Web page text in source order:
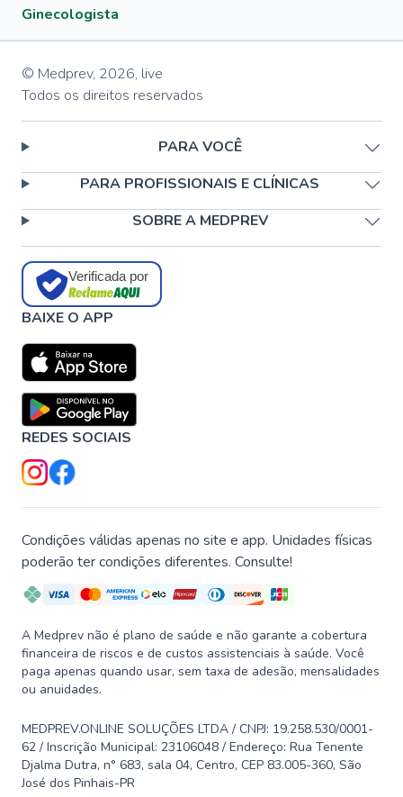
Ginecologista
© Medprev, 2026, live
Todos os direitos reservados
PARA VOCÊ
PARA PROFISSIONAIS E CLÍNICAS
SOBRE A MEDPREV
Verificada por
BAIXE O APP
REDES SOCIAIS
Condições válidas apenas no site e app. Unidades físicas
poderão ter condições diferentes. Consulte!
A Medprev não é plano de saúde e não garante a cobertura
financeira de riscos e de custos assistenciais à saúde. Você
paga apenas quando usar, sem taxa de adesão, mensalidades
ou anuidades.
MEDPREV.ONLINE SOLUÇÕES LTDA / CNPJ: 19.258.530/0001-
62 / Inscrição Municipal: 23106048 / Endereço: Rua Tenente
Djalma Dutra, n° 683, sala 04, Centro, CEP 83.005-360, São
José dos Pinhais-PR